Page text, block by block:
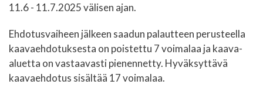
11.6 - 11.7.2025 välisen ajan.
Ehdotusvaiheen jälkeen saadun palautteen perusteella
kaavaehdotuksesta on poistettu 7 voimalaa ja kaava-
aluetta on vastaavasti pienennetty. Hyväksyttävä
kaavaehdotus sisältää 17 voimalaa.